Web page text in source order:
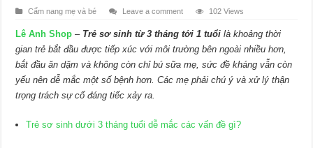
Cẩm nang mẹ và bé Leave a comment 102 Views
Lê Anh Shop – Trẻ sơ sinh từ 3 tháng tới 1 tuổi là khoảng thời
gian trẻ bắt đầu được tiếp xúc với môi trường bên ngoài nhiều hơn,
bắt đầu ăn dặm và không còn chỉ bú sữa mẹ, sức đề kháng vẫn còn
yếu nên dễ mắc một số bệnh hơn. Các mẹ phải chú ý và xử lý thận
trọng trách sự cố đáng tiếc xảy ra.
Trẻ sơ sinh dưới 3 tháng tuổi dễ mắc các vấn đề gì?